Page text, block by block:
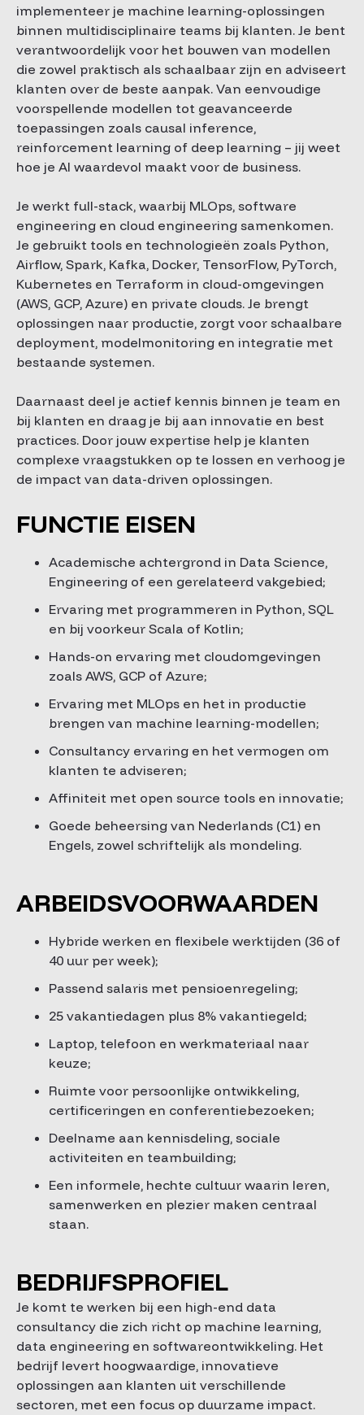
implementeer je machine learning-oplossingen
binnen multidisciplinaire teams bij klanten. Je bent
verantwoordelijk voor het bouwen van modellen
die zowel praktisch als schaalbaar zijn en adviseert
klanten over de beste aanpak. Van eenvoudige
voorspellende modellen tot geavanceerde
toepassingen zoals causal inference,
reinforcement learning of deep learning – jij weet
hoe je AI waardevol maakt voor de business.
Je werkt full-stack, waarbij MLOps, software
engineering en cloud engineering samenkomen.
Je gebruikt tools en technologieën zoals Python,
Airflow, Spark, Kafka, Docker, TensorFlow, PyTorch,
Kubernetes en Terraform in cloud-omgevingen
(AWS, GCP, Azure) en private clouds. Je brengt
oplossingen naar productie, zorgt voor schaalbare
deployment, modelmonitoring en integratie met
bestaande systemen.
Daarnaast deel je actief kennis binnen je team en
bij klanten en draag je bij aan innovatie en best
practices. Door jouw expertise help je klanten
complexe vraagstukken op te lossen en verhoog je
de impact van data-driven oplossingen.
FUNCTIE EISEN
Academische achtergrond in Data Science,
Engineering of een gerelateerd vakgebied;
Ervaring met programmeren in Python, SQL
en bij voorkeur Scala of Kotlin;
Hands-on ervaring met cloudomgevingen
zoals AWS, GCP of Azure;
Ervaring met MLOps en het in productie
brengen van machine learning-modellen;
Consultancy ervaring en het vermogen om
klanten te adviseren;
Affiniteit met open source tools en innovatie;
Goede beheersing van Nederlands (C1) en
Engels, zowel schriftelijk als mondeling.
ARBEIDSVOORWAARDEN
Hybride werken en flexibele werktijden (36 of
40 uur per week);
Passend salaris met pensioenregeling;
25 vakantiedagen plus 8% vakantiegeld;
Laptop, telefoon en werkmateriaal naar
keuze;
Ruimte voor persoonlijke ontwikkeling,
certificeringen en conferentiebezoeken;
Deelname aan kennisdeling, sociale
activiteiten en teambuilding;
Een informele, hechte cultuur waarin leren,
samenwerken en plezier maken centraal
staan.
BEDRIJFSPROFIEL
Je komt te werken bij een high-end data
consultancy die zich richt op machine learning,
data engineering en softwareontwikkeling. Het
bedrijf levert hoogwaardige, innovatieve
oplossingen aan klanten uit verschillende
sectoren, met een focus op duurzame impact.